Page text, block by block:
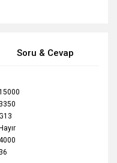
Soru & Cevap
3350
Hayır
36